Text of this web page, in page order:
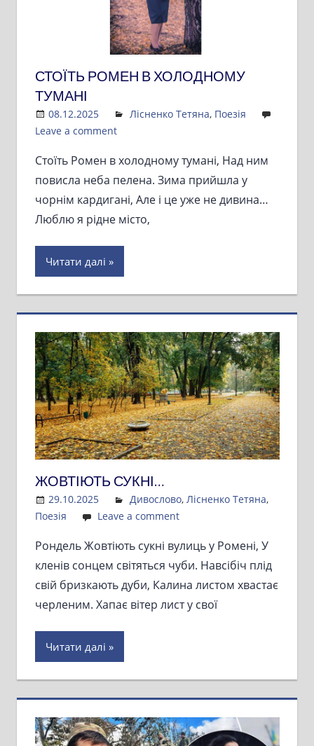
СТОЇТЬ РОМЕН В ХОЛОДНОМУ
ТУМАНІ
08.12.2025 Admin
Лісненко Тетяна, Поезія
Leave a comment
Стоїть Ромен в холодному тумані, Над ним
повисла неба пелена. Зима прийшла у
чорнім кардигані, Але і це уже не дивина…
Люблю я рідне місто,
Читати далі
ЖОВТІЮТЬ СУКНІ…
29.10.2025 Admin
Дивослово, Лісненко Тетяна,
Поезія
Leave a comment
Рондель Жовтіють сукні вулиць у Ромені, У
кленів сонцем світяться чуби. Навсібіч плід
свій бризкають дуби, Калина листом хвастає
черленим. Хапає вітер лист у свої
Читати далі